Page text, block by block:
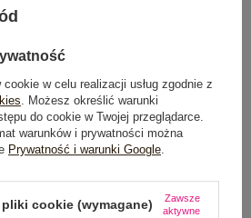
w celu realizacji usług zgodnie z
. Możesz określić warunki
do cookie w Twojej przeglądarce.
warunków i prywatności można
Prywatność i warunki Google.
cookie (wymagane)
Zawsze
aktywne